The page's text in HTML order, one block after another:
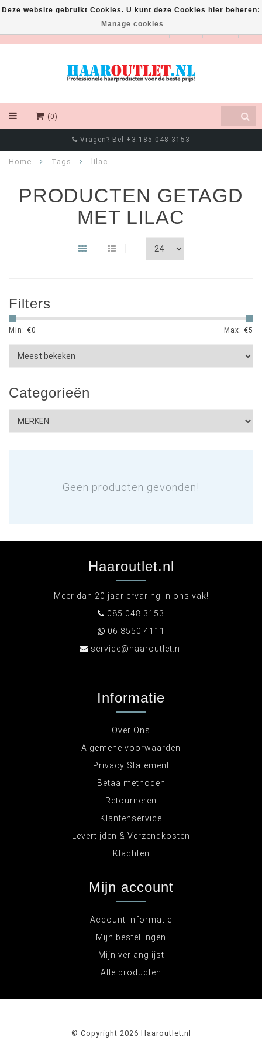
EUR
(0)
Vragen? Bel +3.185-048 3153
Home Tags lilac
PRODUCTEN GETAGD
MET LILAC
Filters
Min: €0 Max: €5
Categorieën
Geen producten gevonden!
Deze website gebruikt Cookies. U kunt deze Cookies hier beheren:
Manage cookies
Haaroutlet.nl
Meer dan 20 jaar ervaring in ons vak!
085 048 3153
06 8550 4111
service@haaroutlet.nl
Informatie
Over Ons
Algemene voorwaarden
Privacy Statement
Betaalmethoden
Retourneren
Klantenservice
Levertijden & Verzendkosten
Klachten
Mijn account
Account informatie
Mijn bestellingen
Mijn verlanglijst
Alle producten
© Copyright 2026 Haaroutlet.nl